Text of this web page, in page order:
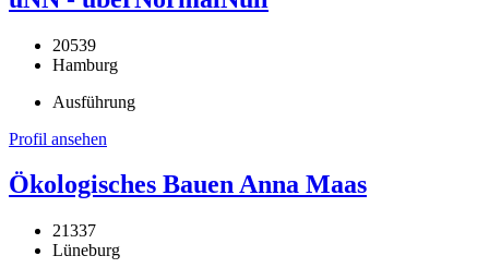
20539
Hamburg
Ausführung
Profil ansehen
Ökologisches Bauen Anna Maas
21337
Lüneburg